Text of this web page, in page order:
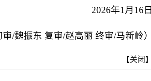
2026年1月16日
审/魏振东 复审/赵高丽 终审/马新岭）
【关闭 】